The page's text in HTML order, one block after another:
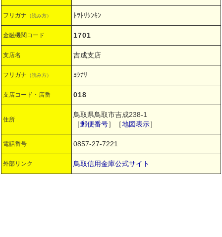
フリガナ （読み方） ﾄﾂﾄﾘｼﾝｷﾝ
金融機関コード 1701
支店名 吉成支店
フリガナ （読み方） ﾖｼﾅﾘ
支店コード・店番 018
住所
鳥取県鳥取市吉成238-1
［郵便番号］［地図表示］
電話番号 0857-27-7221
外部リンク 鳥取信用金庫公式サイト